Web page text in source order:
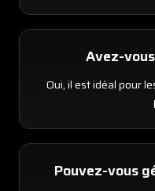
Avez-
Oui, il est idéal pour
Pouvez-vous